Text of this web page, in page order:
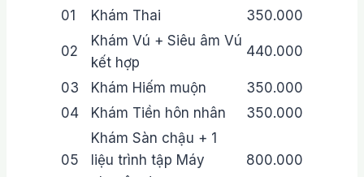
01
Khám Thai 350.000
02
Khám Vú + Siêu âm Vú
kết hợp
440.000
03 Khám Hiếm muộn
350.000
04
Khám Tiền hôn nhân 350.000
05
Khám Sàn chậu + 1
liệu trình tập Máy
800.000